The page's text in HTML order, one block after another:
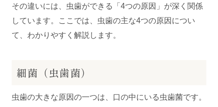
その違いには、虫歯ができる「4つの原因」が深く関係
しています。ここでは、虫歯の主な4つの原因につい
て、わかりやすく解説します。
細菌（虫歯菌）
虫歯の大きな原因の一つは、口の中にいる虫歯菌です。